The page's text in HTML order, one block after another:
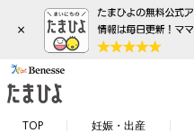
×
TOP 妊娠・出産